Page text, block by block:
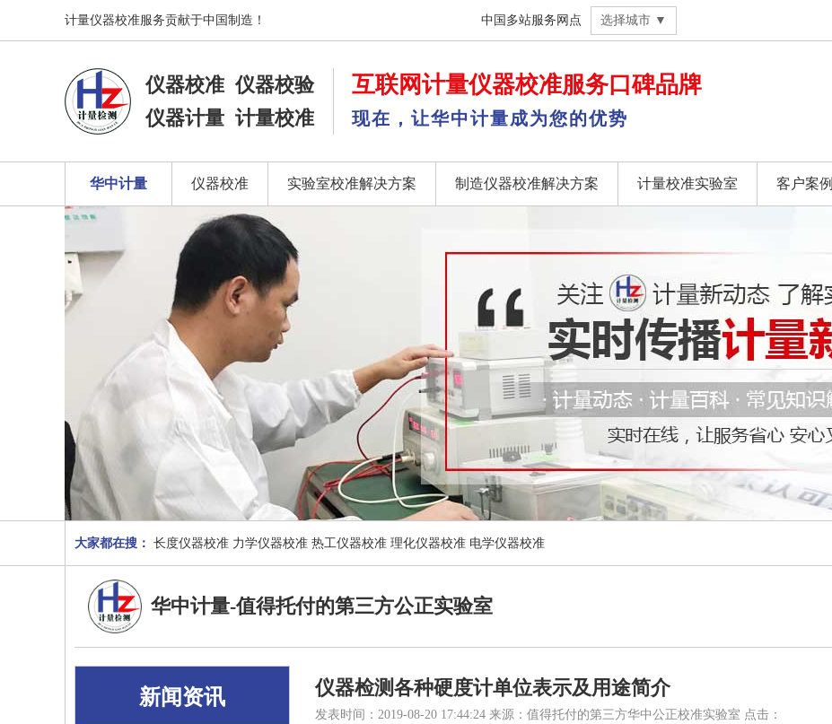
计量仪器校准服务贡献于中国制造！ 中国多站服务网点 选择城市 ▼
仪器校准 仪器校验
仪器计量 计量校准
互联网计量仪器校准服务口碑品牌
现在，让华中计量成为您的优势
华中计量 仪器校准 实验室校准解决方案 制造仪器校准解决方案 计量校准实验室 客户案例
大家都在搜： 长度仪器校准 力学仪器校准 热工仪器校准 理化仪器校准 电学仪器校准
华中计量-值得托付的第三方公正实验室
新闻资讯 仪器检测各种硬度计单位表示及用途简介
发表时间：2019-08-20 17:44:24 来源：值得托付的第三方华中公正校准实验室 点击：